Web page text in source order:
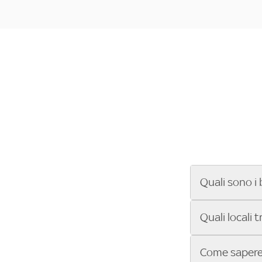
Quali sono i
Se cerchi un
ENILIVE, la
Sky Bar ti
Quali locali
Vuoi sapere
Come